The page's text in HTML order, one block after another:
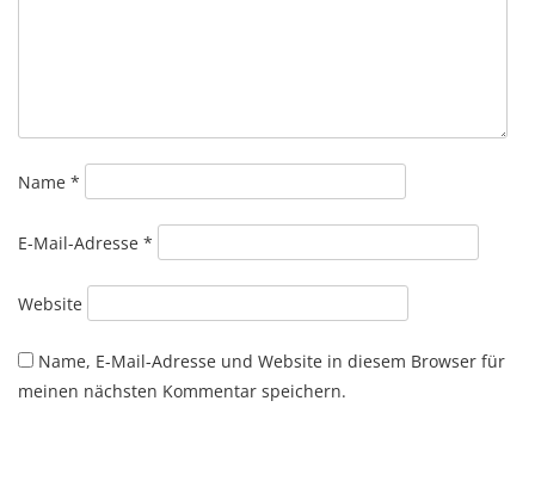
Name *
E-Mail-Adresse *
Website
Name, E-Mail-Adresse und Website in diesem Browser für
meinen nächsten Kommentar speichern.